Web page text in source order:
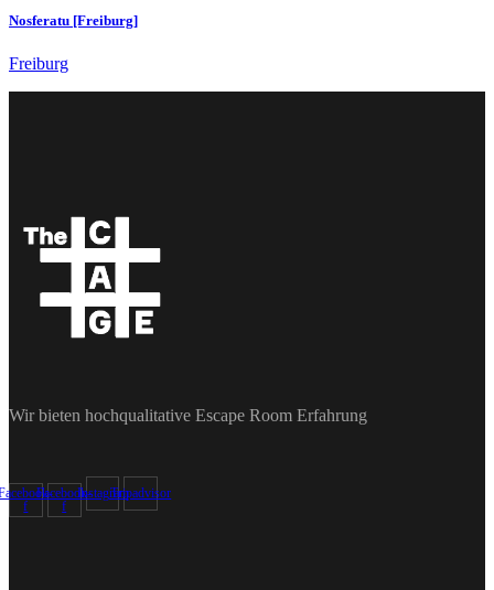
Nosferatu [Freiburg]
Freiburg
Wir bieten hochqualitative Escape Room Erfahrung
f
Facebook-
f
InstagramTripadvisor